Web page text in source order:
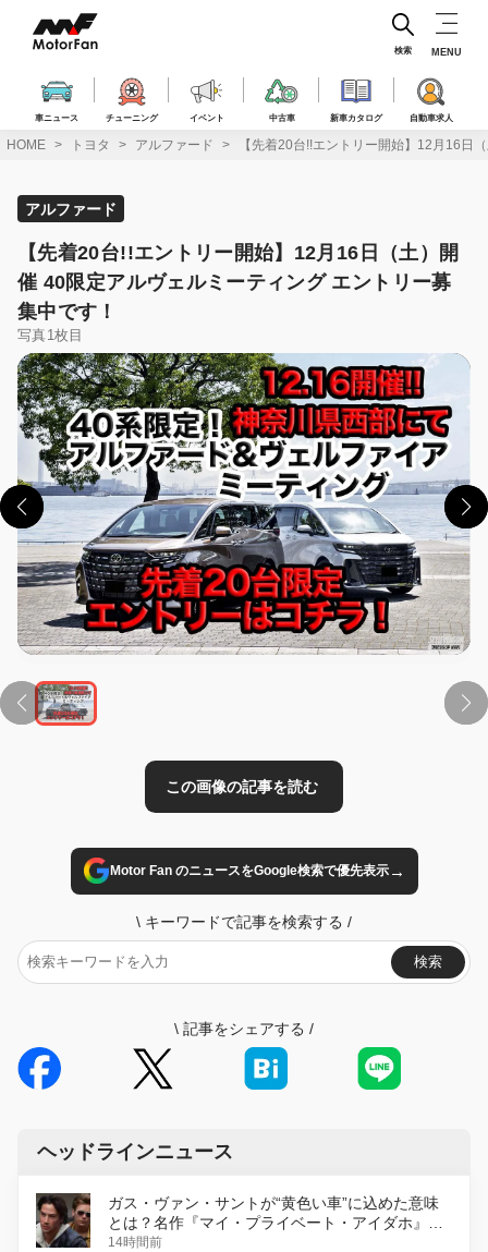
ス
車ニュース チューニング イベント 中古車 新車カタログ 自動車求人
検索 MENU
HOME トヨタ アルファード 【先着20台!!エントリー開始】12月16日
アルファード
【先着20台!!エントリー開始】12月16日（土）開
催 40限定アルヴェルミーティング エントリー募
集中です！
写真1枚目
この画像の記事を読む
Motor Fan のニュースをGoogle検索で優先表示→
\ キーワードで記事を検索する /
検索
\ 記事をシェアする /
ヘッドラインニュース
ガス・ヴァン・サントが“黄色い車”に込めた意味
とは？名作『マイ・プライベート・アイダホ』が
初のデジタルリマスター版で復活
14時間前